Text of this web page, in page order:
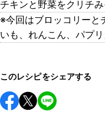
チキンと野菜をクリチ
※今回はブロッコリーと
いも、れんこん、パプ
このレシピをシェアする